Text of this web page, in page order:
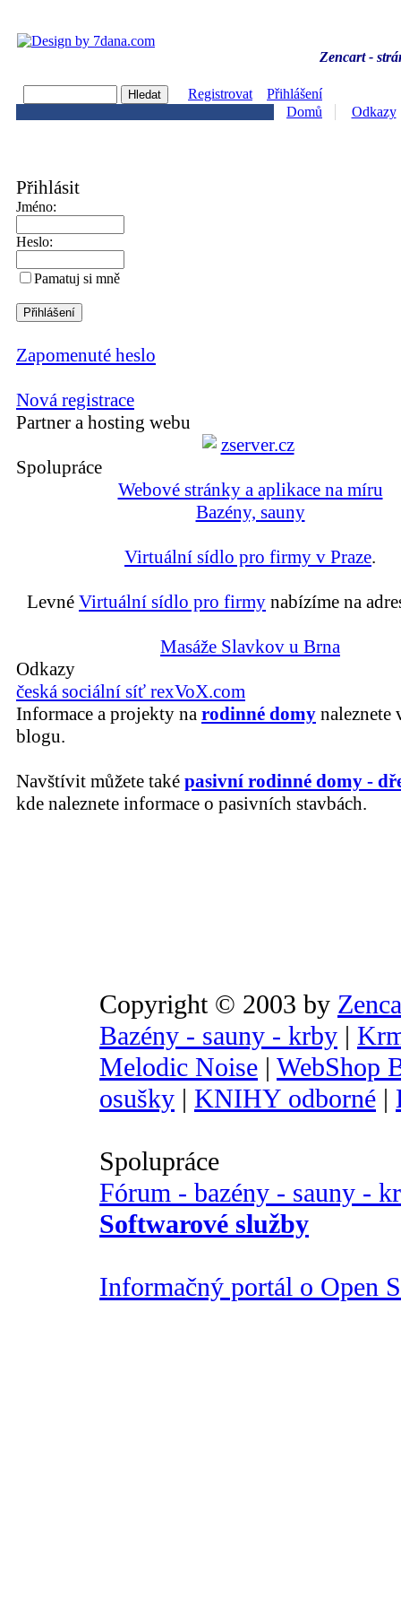
Zencart -
Registrovat
Přihlášení
Domů
Odkazy
Přihlásit
Jméno:
Heslo:
Pamatuj si mně
Zapomenuté heslo
Nová registrace
Partner a hosting webu
Spolupráce
Webové stránky a aplikace na míru
Bazény, sauny
Virtuální sídlo pro firmy v Praze.
Levné Virtuální sídlo pro firmy nabízíme na
Masáže Slavkov u Brna
Odkazy
česká sociální síť rexVoX.com
Informace a projekty na rodinné domy naleznete
blogu.
Navštívit můžete také pasivní rodinné domy -
kde naleznete informace o pasivních stavbách.
Copyright © 2003 by
Bazény - sauny - krby |
Melodic Noise | WebShop
osušky | KNIHY odborné |
Spolupráce
Fórum - bazény - sauny -
Softwarové služby
Informačný portál o Open